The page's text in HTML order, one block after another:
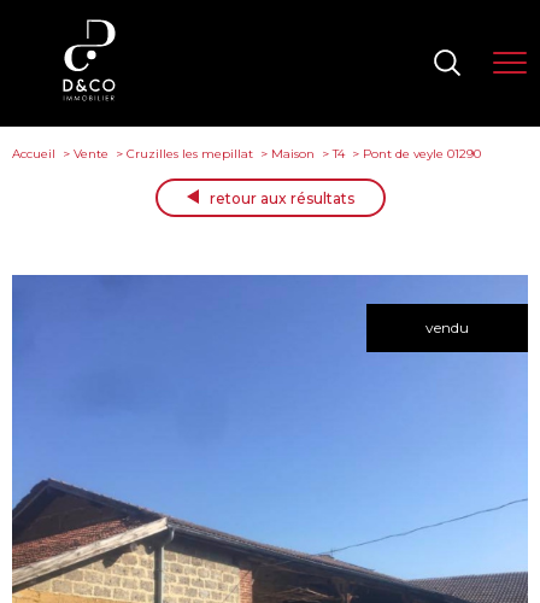
Accueil Vente Cruzilles les mepillat Maison T4 Pont de veyle 01290
retour aux résultats
vendu